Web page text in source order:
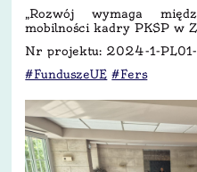
„Rozwój wymaga
mobilności kadry PKSP w
Nr projektu: 2024-1-
#FunduszeUE #Fers